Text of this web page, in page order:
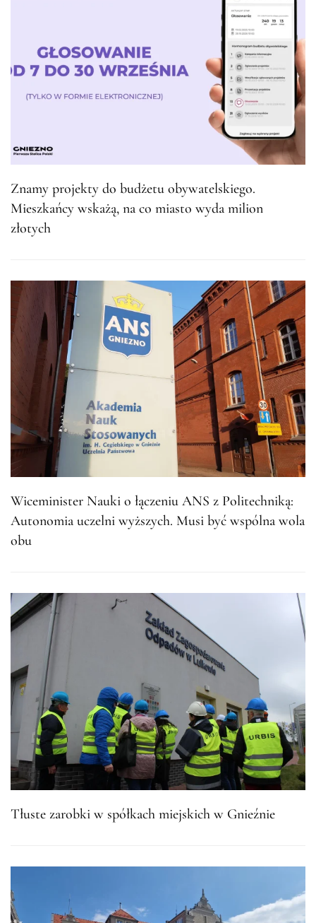
Znamy projekty do budżetu obywatelskiego.
Mieszkańcy wskażą, na co miasto wyda milion
złotych
Wiceminister Nauki o łączeniu ANS z Politechniką:
Autonomia uczelni wyższych. Musi być wspólna wola
obu
Tłuste zarobki w spółkach miejskich w Gnieźnie